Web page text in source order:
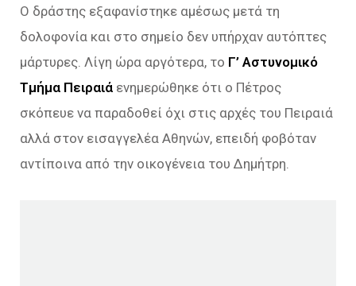
Ο δράστης εξαφανίστηκε αμέσως μετά τη
δολοφονία και στο σημείο δεν υπήρχαν αυτόπτες
μάρτυρες. Λίγη ώρα αργότερα, το Γ’ Αστυνομικό
Τμήμα Πειραιά ενημερώθηκε ότι ο Πέτρος
σκόπευε να παραδοθεί όχι στις αρχές του Πειραιά
αλλά στον εισαγγελέα Αθηνών, επειδή φοβόταν
αντίποινα από την οικογένεια του Δημήτρη.